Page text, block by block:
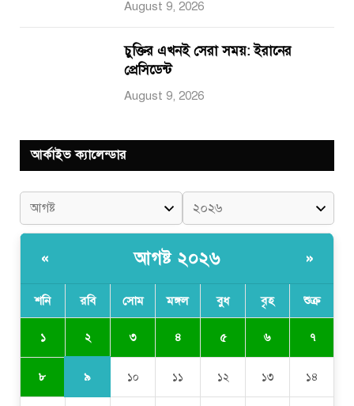
August 9, 2026
চুক্তির এখনই সেরা সময়: ইরানের
প্রেসিডেন্ট
August 9, 2026
আর্কাইভ ক্যালেন্ডার
« আগষ্ট ২০২৬ »
শনি রবি সোম মঙ্গল বুধ বৃহ শুক্র
১ ২ ৩ ৪ ৫ ৬ ৭
৮ ৯ ১০ ১১ ১২ ১৩ ১৪